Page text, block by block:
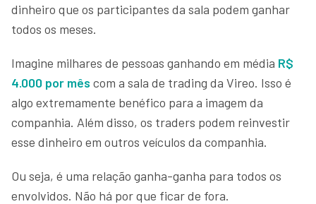
dinheiro que os participantes da sala podem ganhar
todos os meses.
Imagine milhares de pessoas ganhando em média R$
4.000 por mês com a sala de trading da Vireo. Isso é
algo extremamente benéfico para a imagem da
companhia. Além disso, os traders podem reinvestir
esse dinheiro em outros veículos da companhia.
Ou seja, é uma relação ganha-ganha para todos os
envolvidos. Não há por que ficar de fora.